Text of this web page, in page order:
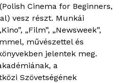
Cinema for Beginners,
vesz részt. Munkái
„Film”, „Newsweek”,
művészettel és
jelentek meg.
a
Szövetségének